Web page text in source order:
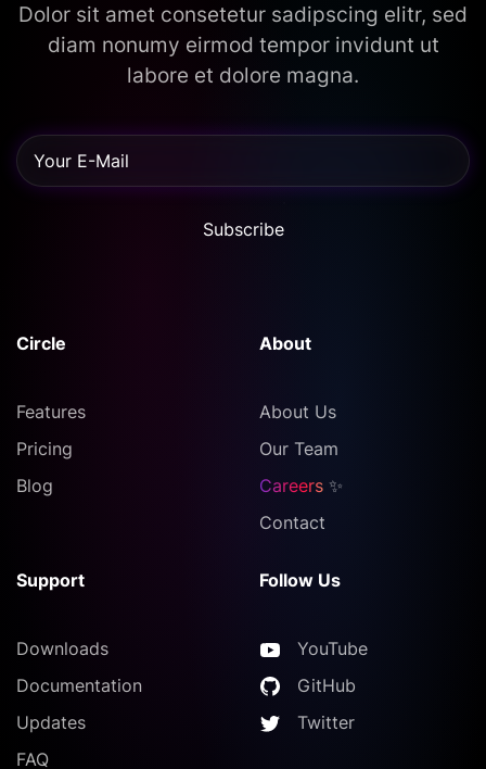
Dolor sit amet consetetur sadipscing elitr, sed
diam nonumy eirmod tempor invidunt ut
labore et dolore magna.
Subscribe
Circle
Features
Pricing
Blog
About
About Us
Our Team
Careers ✨
Contact
Support
Downloads
Documentation
Updates
FAQ
Follow Us
YouTube
GitHub
Twitter